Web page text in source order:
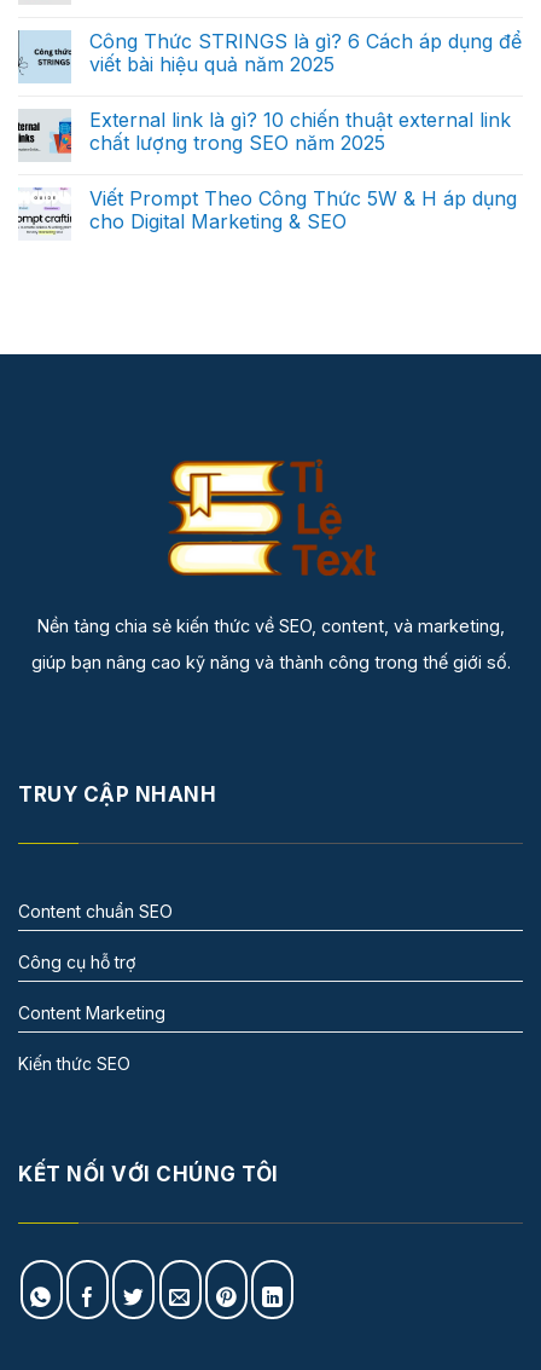
Công Thức STRINGS là gì? 6 Cách áp dụng để
viết bài hiệu quả năm 2025
External link là gì? 10 chiến thuật external link
chất lượng trong SEO năm 2025
Viết Prompt Theo Công Thức 5W & H áp dụng
cho Digital Marketing & SEO
Nền tảng chia sẻ kiến thức về SEO, content, và marketing,
giúp bạn nâng cao kỹ năng và thành công trong thế giới số.
TRUY CẬP NHANH
Content chuẩn SEO
Công cụ hỗ trợ
Content Marketing
Kiến thức SEO
KẾT NỐI VỚI CHÚNG TÔI